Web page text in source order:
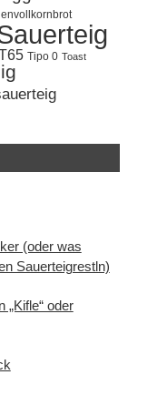
Tipo 0 Toast
(oder was
Sauerteigrestln)
„Kifle“ oder